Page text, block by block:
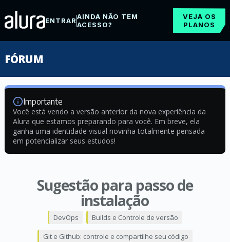
ENTRARAINDA NÃO TEM
ACESSO?
VEJA OS
PLANOS
FÓRUM
Importante
Você está vendo a versão anterior da nova experiência da
Alura que estamos preparando para você. Em breve, ela
ganha uma identidade visual novinha totalmente pensada
em potencializar seus estudos!
Sugestão para passo de
instalação
DevOps Builds e Controle de versão
Git e Github: controle e compartilhe seu código